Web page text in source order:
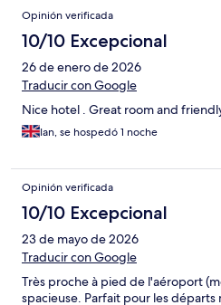
Opinión verificada
10/10 Excepcional
26 de enero de 2026
Traducir con Google
Nice hotel . Great room and
Ian, se hospedó 1 noche
Opinión verificada
10/10 Excepcional
23 de mayo de 2026
Traducir con Google
Très proche à pied de l'aéroport
spacieuse. Parfait pour les départs